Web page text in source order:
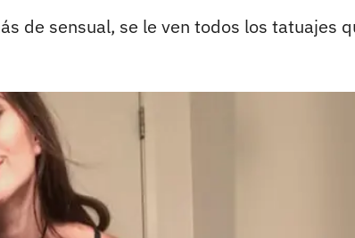
de sensual, se le ven todos los tatuajes